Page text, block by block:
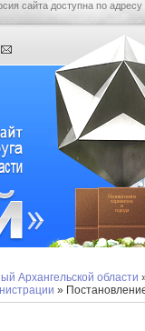
сайта доступна по адресу
Архангельской области
»